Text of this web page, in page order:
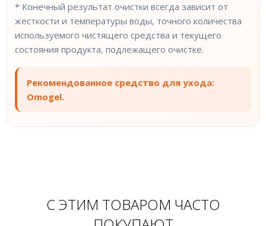
* Конечный результат очистки всегда зависит от
жесткости и температуры воды, точного количества
используемого чистящего средства и текущего
состояния продукта, подлежащего очистке.
Рекомендованное средство для ухода:
Omogel.
С ЭТИМ ТОВАРОМ ЧАСТО